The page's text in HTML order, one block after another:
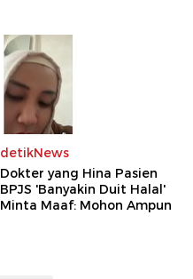
detikNews
Dokter yang Hina Pasien
BPJS 'Banyakin Duit Halal'
Minta Maaf: Mohon Ampun